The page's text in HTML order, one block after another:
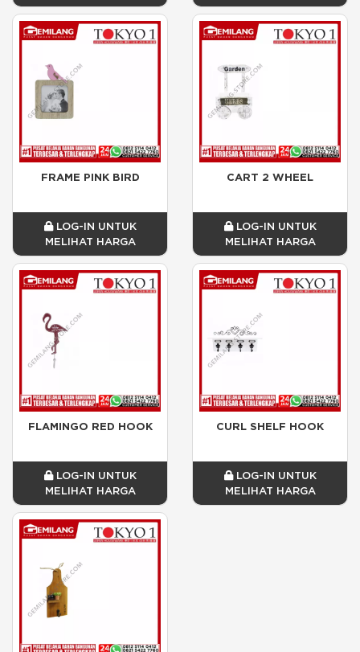
FRAME PINK BIRD
LOG-IN UNTUK
MELIHAT HARGA
CART 2 WHEEL
LOG-IN UNTUK
MELIHAT HARGA
FLAMINGO RED HOOK
LOG-IN UNTUK
MELIHAT HARGA
CURL SHELF HOOK
LOG-IN UNTUK
MELIHAT HARGA